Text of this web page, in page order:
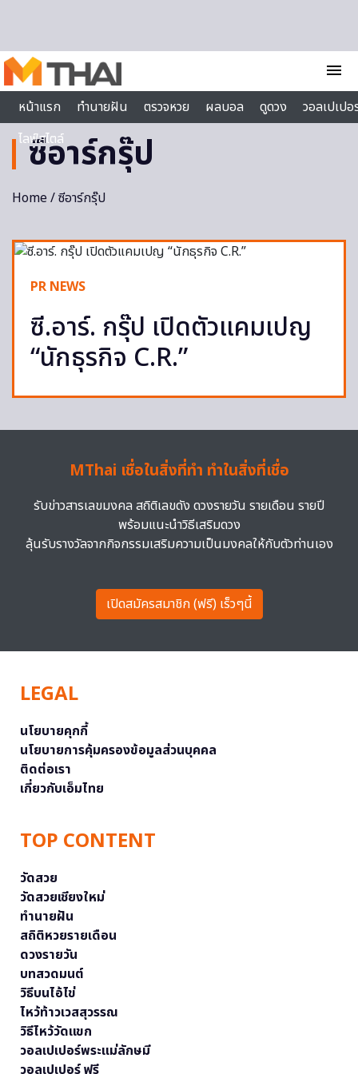
menu
หน้าแรก
ทำนายฝัน ตรวจหวย ผลบอล ดูดวง
วอลเปเป
ไลฟ์สไตล์
ซีอาร์กรุ๊ป
Home/ ซีอาร์กรุ๊ป
PR NEWS
ซี.อาร์. กรุ๊ป เปิดตัวแคมเปญ
“นักธุรกิจ C.R.”
MThai เชื่อในสิ่งที่ทำ ทำในสิ่งที่เชื่อ
รับข่าวสารเลขมงคล สถิติเลขดัง ดวงรายวัน รายเดือน รายปี
พร้อมแนะนำวิธีเสริมดวง
ลุ้นรับรางวัลจากกิจกรรมเสริมความเป็นมงคลให้กับตัวท่านเอง
เปิดสมัครสมาชิก (ฟรี) เร็วๆนี้
LEGAL
นโยบายคุกกี้
นโยบายการคุ้มครองข้อมูลส่วนบุคคล
ติดต่อเรา
เกี่ยวกับเอ็มไทย
TOP CONTENT
วัดสวย
วัดสวยเชียงใหม่
ทำนายฝัน
สถิติหวยรายเดือน
ดวงรายวัน
บทสวดมนต์
วิธีบนไอ้ไข่
ไหว้ท้าวเวสสุวรรณ
วิธีไหว้วัดแขก
วอลเปเปอร์พระแม่ลักษมี
วอลเปเปอร์ ฟรี